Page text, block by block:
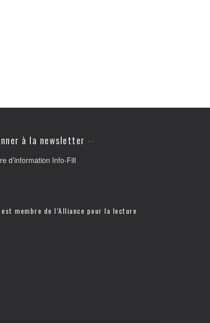
à la newsletter
d’information Info-Fill
membre de l’Alliance pour la lecture